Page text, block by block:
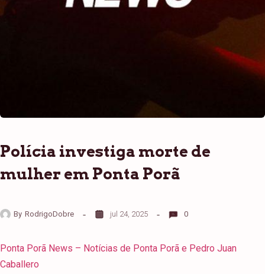
Polícia investiga morte de
mulher em Ponta Porã
By RodrigoDobre jul 24, 2025 0
Ponta Porã News – Notícias de Ponta Porã e Pedro Juan
Caballero